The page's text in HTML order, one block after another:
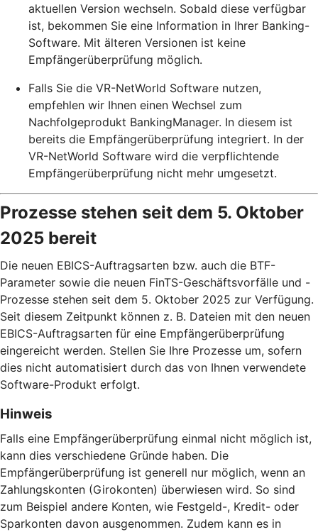
aktuellen Version wechseln. Sobald diese verfügbar
ist, bekommen Sie eine Information in Ihrer Banking-
Software. Mit älteren Versionen ist keine
Empfängerüberprüfung möglich.
Falls Sie die VR-NetWorld Software nutzen,
empfehlen wir Ihnen einen Wechsel zum
Nachfolgeprodukt BankingManager. In diesem ist
bereits die Empfängerüberprüfung integriert. In der
VR-NetWorld Software wird die verpflichtende
Empfängerüberprüfung nicht mehr umgesetzt.
Prozesse stehen seit dem 5. Oktober
2025 bereit
Die neuen EBICS-Auftragsarten bzw. auch die BTF-
Parameter sowie die neuen FinTS-Geschäftsvorfälle und -
Prozesse stehen seit dem 5. Oktober 2025 zur Verfügung.
Seit diesem Zeitpunkt können z. B. Dateien mit den neuen
EBICS-Auftragsarten für eine Empfängerüberprüfung
eingereicht werden. Stellen Sie Ihre Prozesse um, sofern
dies nicht automatisiert durch das von Ihnen verwendete
Software-Produkt erfolgt.
Hinweis
Falls eine Empfängerüberprüfung einmal nicht möglich ist,
kann dies verschiedene Gründe haben. Die
Empfängerüberprüfung ist generell nur möglich, wenn an
Zahlungskonten (Girokonten) überwiesen wird. So sind
zum Beispiel andere Konten, wie Festgeld-, Kredit- oder
Sparkonten davon ausgenommen. Zudem kann es in